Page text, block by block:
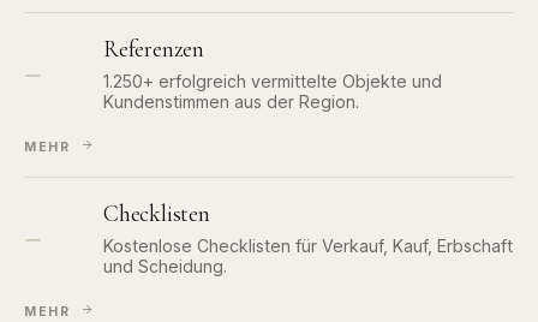
—
Referenzen
1.250+ erfolgreich vermittelte Objekte und
Kundenstimmen aus der Region.
MEHR
—
Checklisten
Kostenlose Checklisten für Verkauf, Kauf, Erbschaft
und Scheidung.
MEHR